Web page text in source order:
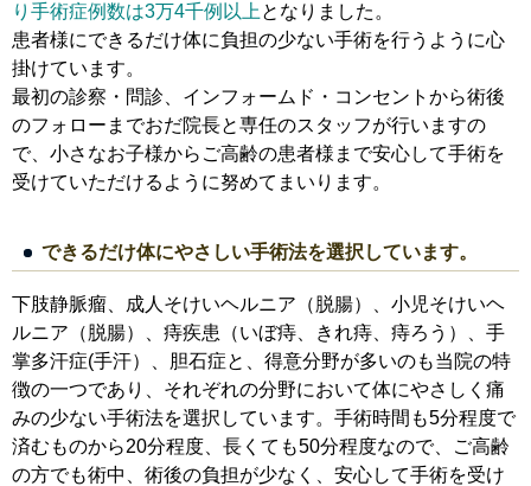
り手術症例数は3万4千例以上 となりました。
患者様にできるだけ体に負担の少ない手術を行うように心
掛けています。
最初の診察・問診、インフォームド・コンセントから術後
のフォローまでおだ院長と専任のスタッフが行いますの
で、小さなお子様からご高齢の患者様まで安心して手術を
受けていただけるように努めてまいります。
できるだけ体にやさしい手術法を選択しています。
下肢静脈瘤、成人そけいヘルニア（脱腸）、小児そけいヘ
ルニア（脱腸）、痔疾患（いぼ痔、きれ痔、痔ろう）、手
掌多汗症(手汗）、胆石症と、得意分野が多いのも当院の特
徴の一つであり、それぞれの分野において体にやさしく痛
みの少ない手術法を選択しています。手術時間も5分程度で
済むものから20分程度、長くても50分程度なので、ご高齢
の方でも術中、術後の負担が少なく、安心して手術を受け